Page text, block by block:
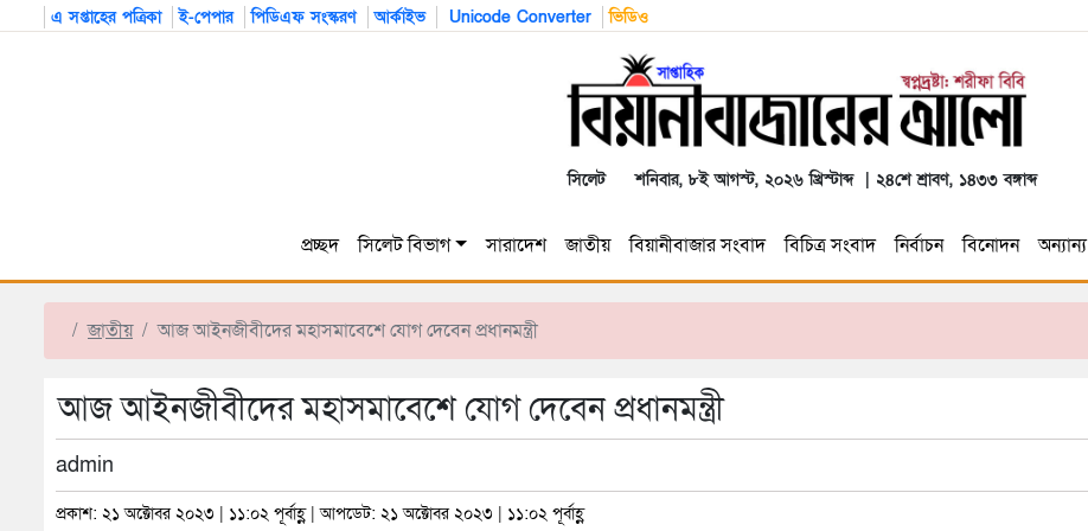
এ সপ্তাহের পত্রিকা ই-পেপার পিডিএফ সংস্করণ আর্কাইভ Unicode Converter ভিডিও
সিলেট শনিবার, ৮ই আগস্ট, ২০২৬ খ্রিস্টাব্দ | ২৪শে শ্রাবণ, ১৪৩৩ বঙ্গাব্দ
প্রচ্ছদ সিলেট বিভাগ সারাদেশ জাতীয় বিয়ানীবাজার সংবাদ বিচিত্র সংবাদ নির্বাচন বিনোদন অন্যান্য
জাতীয় আজ আইনজীবীদের মহাসমাবেশে যোগ দেবেন প্রধানমন্ত্রী
আজ আইনজীবীদের মহাসমাবেশে যোগ দেবেন প্রধানমন্ত্রী
admin
প্রকাশ: ২১ অক্টোবর ২০২৩ | ১১:০২ পূর্বাহ্ণ | আপডেট: ২১ অক্টোবর ২০২৩ | ১১:০২ পূর্বাহ্ণ